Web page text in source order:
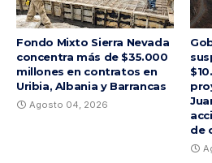
Fondo Mixto Sierra Nevada
concentra más de $35.000
millones en contratos en
Uribia, Albania y Barrancas
Agosto 04, 2026
de